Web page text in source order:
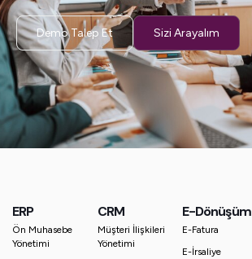
Demo Talep Et Sizi Arayalım
ERP
Ön Muhasebe
Yönetimi
CRM
Müşteri İlişkileri
Yönetimi
E-Dönüşüm
E-Fatura
E-İrsaliye